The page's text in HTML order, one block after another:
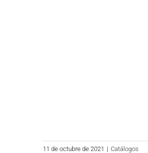
11 de octubre de 2021 | Catálogos